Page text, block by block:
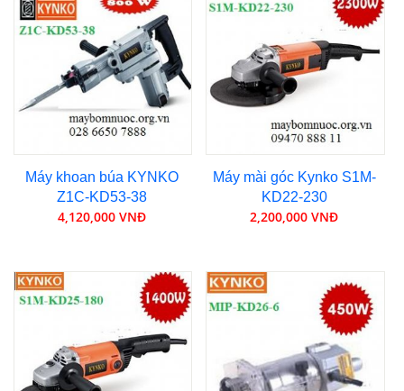
Máy khoan búa KYNKO
Z1C-KD53-38
4,120,000 VNĐ
Máy mài góc Kynko S1M-
KD22-230
2,200,000 VNĐ